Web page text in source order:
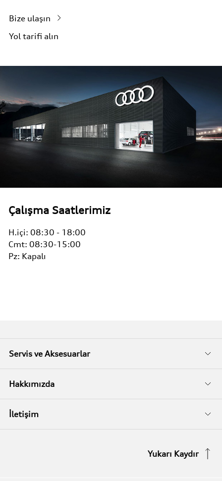
Bize ulaşın
Yol tarifi alın
Çalışma Saatlerimiz
H.içi: 08:30 - 18:00
Cmt: 08:30-15:00
Pz: Kapalı
Servis ve Aksesuarlar
Audi Garanti
Audi Kasko
Hakkımızda
Biz Kimiz?
İletişim
Yukarı Kaydır